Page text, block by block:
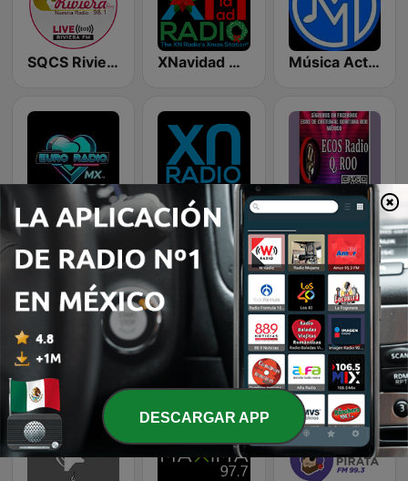
SQCS Riviera FM 98.1 XNavidad Radio Música Activa FM
Euro Radio MX XN Radio
Retro 93.1 FM Chetumal
DESCARGAR APP